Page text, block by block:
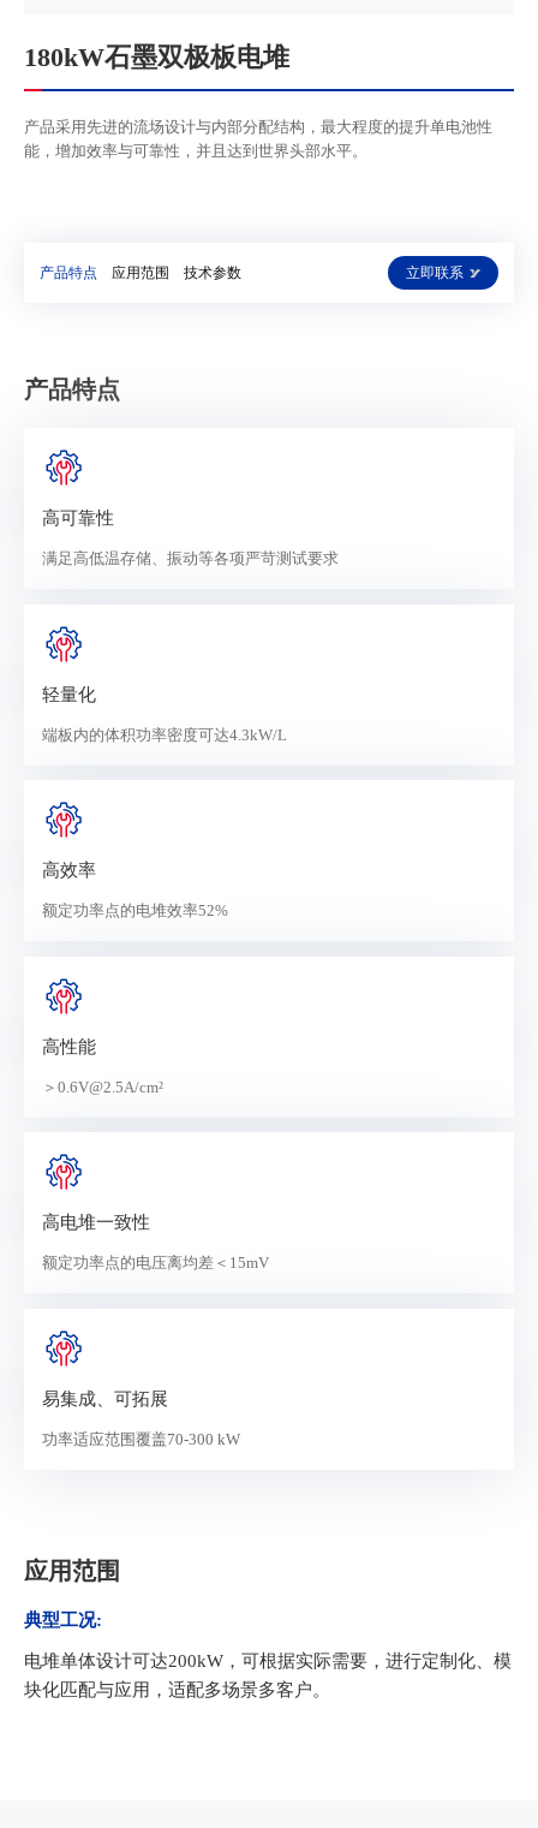
180kW石墨双极板电堆
产品采用先进的流场设计与内部分配结构，最大程度的提升单电池性
能，增加效率与可靠性，并且达到世界头部水平。
产品特点 应用范围 技术参数 立即联系
产品特点
高可靠性
满足高低温存储、振动等各项严苛测试要求
轻量化
端板内的体积功率密度可达4.3kW/L
高效率
额定功率点的电堆效率52%
高性能
＞0.6V@2.5A/cm²
高电堆一致性
额定功率点的电压离均差＜15mV
易集成、可拓展
功率适应范围覆盖70-300 kW
应用范围
典型工况:
电堆单体设计可达200kW，可根据实际需要，进行定制化、模
块化匹配与应用，适配多场景多客户。